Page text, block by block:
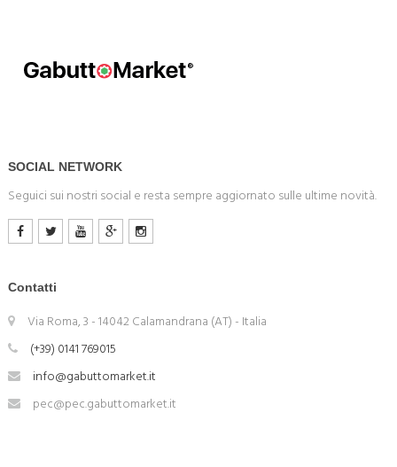
SOCIAL NETWORK
Seguici sui nostri social e resta sempre aggiornato sulle ultime novità.
Contatti
Via Roma, 3 - 14042 Calamandrana (AT) - Italia
(+39) 0141 769015
info@gabuttomarket.it
pec@pec.gabuttomarket.it